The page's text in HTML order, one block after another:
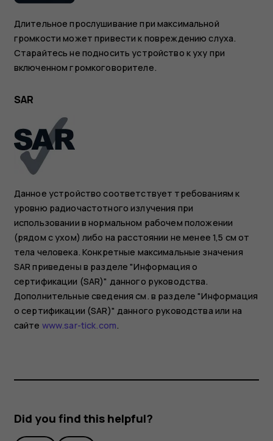
Длительное прослушивание при максимальной
громкости может привести к повреждению слуха.
Старайтесь не подносить устройство к уху при
включенном громкоговорителе.
SAR
Данное устройство соответствует требованиям к
уровню радиочастотного излучения при
использовании в нормальном рабочем положении
(рядом с ухом) либо на расстоянии не менее 1,5 см от
тела человека. Конкретные максимальные значения
SAR приведены в разделе "Информация о
сертификации (SAR)" данного руководства.
Дополнительные сведения см. в разделе "Информация
о сертификации (SAR)" данного руководства или на
сайте www.sar-tick.com.
Did you find this helpful?